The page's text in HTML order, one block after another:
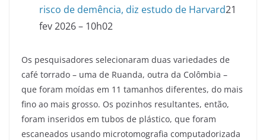
risco de demência, diz estudo de Harvard21
fev 2026 – 10h02
Os pesquisadores selecionaram duas variedades de
café torrado – uma de Ruanda, outra da Colômbia –
que foram moídas em 11 tamanhos diferentes, do mais
fino ao mais grosso. Os pozinhos resultantes, então,
foram inseridos em tubos de plástico, que foram
escaneados usando microtomografia computadorizada